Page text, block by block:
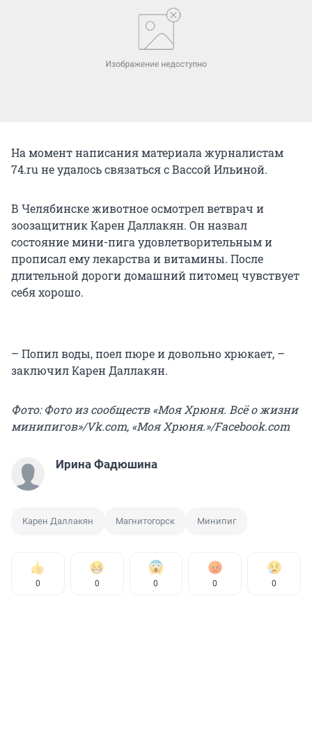
На момент написания материала журналистам
74.ru не удалось связаться с Вассой Ильиной.
В Челябинске животное осмотрел ветврач и
зоозащитник Карен Даллакян. Он назвал
состояние мини-пига удовлетворительным и
прописал ему лекарства и витамины. После
длительной дороги домашний питомец чувствует
себя хорошо.
– Попил воды, поел пюре и довольно хрюкает, –
заключил Карен Даллакян.
Фото: Фото из сообществ «Моя Хрюня. Всё о жизни
минипигов»/Vk.com, «Моя Хрюня.»/Facebook.com
Ирина Фадюшина
Карен Даллакян Магнитогорск Минипиг
0 0 0 0 0